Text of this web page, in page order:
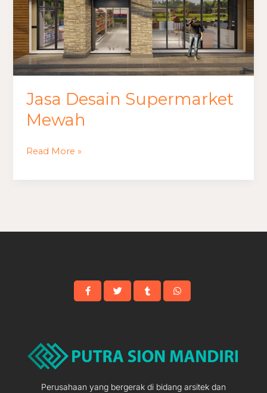
Jasa Desain Supermarket
Mewah
Read More »
Perusahaan yang bergerak di bidang arsitek dan